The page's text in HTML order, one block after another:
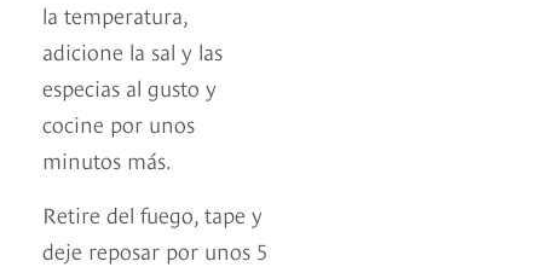
la temperatura,
adicione la sal y las
especias al gusto y
cocine por unos
minutos más.
Retire del fuego, tape y
deje reposar por unos 5